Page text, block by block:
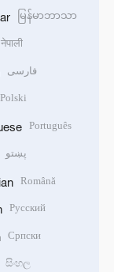
မြန်မာဘာသာ
नेपाली
فارسی
Polski
Português
پښتو
Română
Русский
Српски
සිංහල